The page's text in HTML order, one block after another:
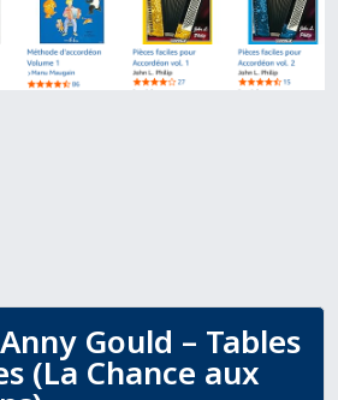
Gould – Tables
(La Chance aux